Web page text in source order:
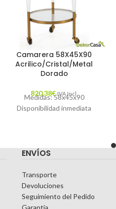
Camarera 58X45X90
Acrilico/Cristal/Metal
Dorado
820,38€ IVA Incl.
Medidas: 58x45x90
Disponibilidad inmediata
ENVÍOS
Transporte
Devoluciones
Seguimiento del Pedido
Garantía